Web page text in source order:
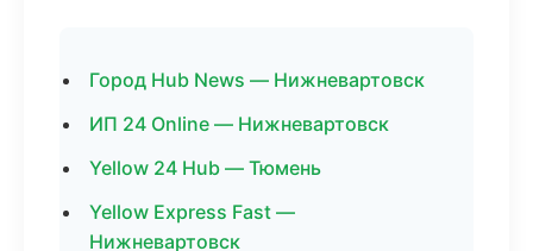
Город Hub News — Нижневартовск
ИП 24 Online — Нижневартовск
Yellow 24 Hub — Тюмень
Yellow Express Fast —
Нижневартовск